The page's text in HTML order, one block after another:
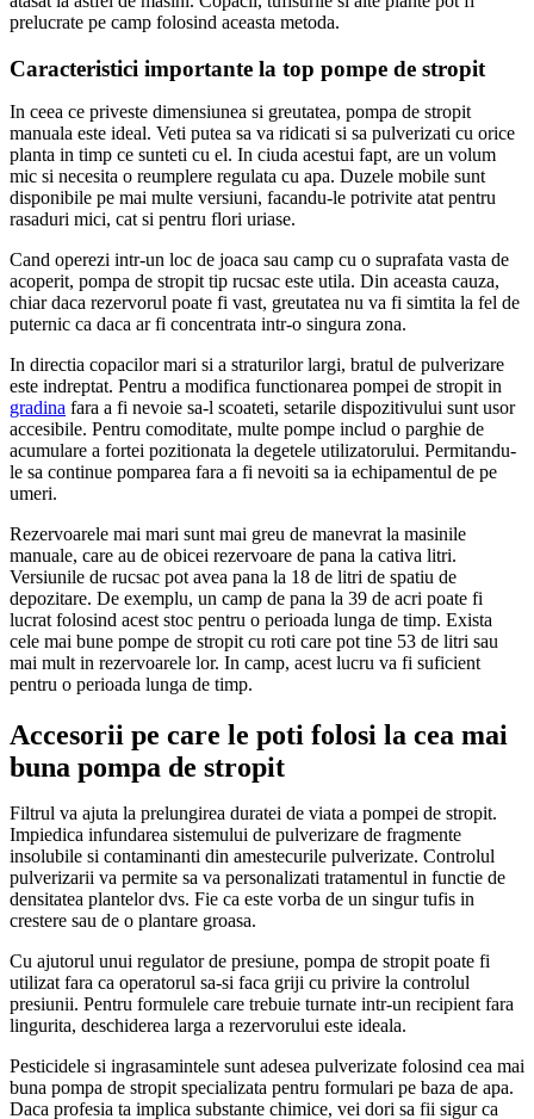
prelucrate pe camp folosind aceasta metoda.
Caracteristici importante la top pompe de stropit
In ceea ce priveste dimensiunea si greutatea, pompa de stropit
manuala este ideal. Veti putea sa va ridicati si sa pulverizati cu orice
planta in timp ce sunteti cu el. In ciuda acestui fapt, are un volum
mic si necesita o reumplere regulata cu apa. Duzele mobile sunt
disponibile pe mai multe versiuni, facandu-le potrivite atat pentru
rasaduri mici, cat si pentru flori uriase.
Cand operezi intr-un loc de joaca sau camp cu o suprafata vasta de
acoperit, pompa de stropit tip rucsac este utila. Din aceasta cauza,
chiar daca rezervorul poate fi vast, greutatea nu va fi simtita la fel de
puternic ca daca ar fi concentrata intr-o singura zona.
In directia copacilor mari si a straturilor largi, bratul de pulverizare
este indreptat. Pentru a modifica functionarea pompei de stropit in
gradina fara a fi nevoie sa-l scoateti, setarile dispozitivului sunt usor
accesibile. Pentru comoditate, multe pompe includ o parghie de
acumulare a fortei pozitionata la degetele utilizatorului. Permitandu-
le sa continue pomparea fara a fi nevoiti sa ia echipamentul de pe
umeri.
Rezervoarele mai mari sunt mai greu de manevrat la masinile
manuale, care au de obicei rezervoare de pana la cativa litri.
Versiunile de rucsac pot avea pana la 18 de litri de spatiu de
depozitare. De exemplu, un camp de pana la 39 de acri poate fi
lucrat folosind acest stoc pentru o perioada lunga de timp. Exista
cele mai bune pompe de stropit cu roti care pot tine 53 de litri sau
mai mult in rezervoarele lor. In camp, acest lucru va fi suficient
pentru o perioada lunga de timp.
Accesorii pe care le poti folosi la cea mai
buna pompa de stropit
Filtrul va ajuta la prelungirea duratei de viata a pompei de stropit.
Impiedica infundarea sistemului de pulverizare de fragmente
insolubile si contaminanti din amestecurile pulverizate. Controlul
pulverizarii va permite sa va personalizati tratamentul in functie de
densitatea plantelor dvs. Fie ca este vorba de un singur tufis in
crestere sau de o plantare groasa.
Cu ajutorul unui regulator de presiune, pompa de stropit poate fi
utilizat fara ca operatorul sa-si faca griji cu privire la controlul
presiunii. Pentru formulele care trebuie turnate intr-un recipient fara
lingurita, deschiderea larga a rezervorului este ideala.
Pesticidele si ingrasamintele sunt adesea pulverizate folosind cea mai
buna pompa de stropit specializata pentru formulari pe baza de apa.
Daca profesia ta implica substante chimice, vei dori sa fii sigur ca